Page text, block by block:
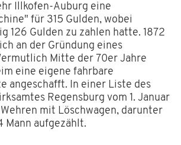
WERDEN
Illkofen-Auburg eine
für 315 Gulden, wobei
126 Gulden zu zahlen hatte. 1872
an der Gründung eines
Mitte der 70er Jahre
eine eigene fahrbare
angeschafft. In einer Liste des
Regensburg vom 1. Januar
mit Löschwagen, darunter
Mann aufgezählt.